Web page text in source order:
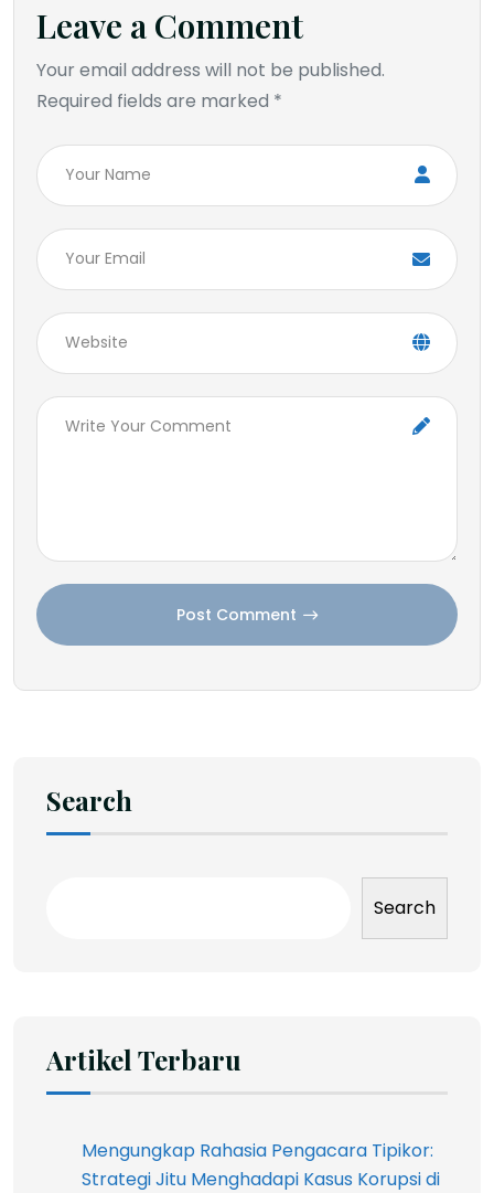
Leave a Comment
Your email address will not be published.
Required fields are marked *
Post Comment
Search
Search
Artikel Terbaru
Mengungkap Rahasia Pengacara Tipikor:
Strategi Jitu Menghadapi Kasus Korupsi di